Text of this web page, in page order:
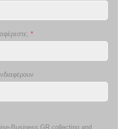
*
Business.GR collecting and